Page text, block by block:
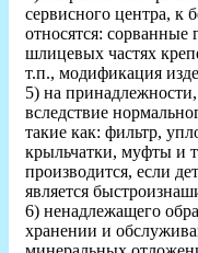
сервисного центра, к
относятся:
шлицевых частях
т.п., модификация
5) на
вследствие
такие как: фильтр,
крыльчатки, муфты и
производится, если
является
6) ненадлежащего
хранении и